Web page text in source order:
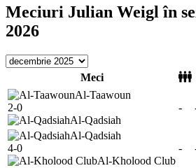
Meciuri Julian Weigl în
2026
Meci
Al-Taawoun
2-0
Al-Qadsiah
-
Al-Qadsiah
4-0
Al-Kholood Club
-